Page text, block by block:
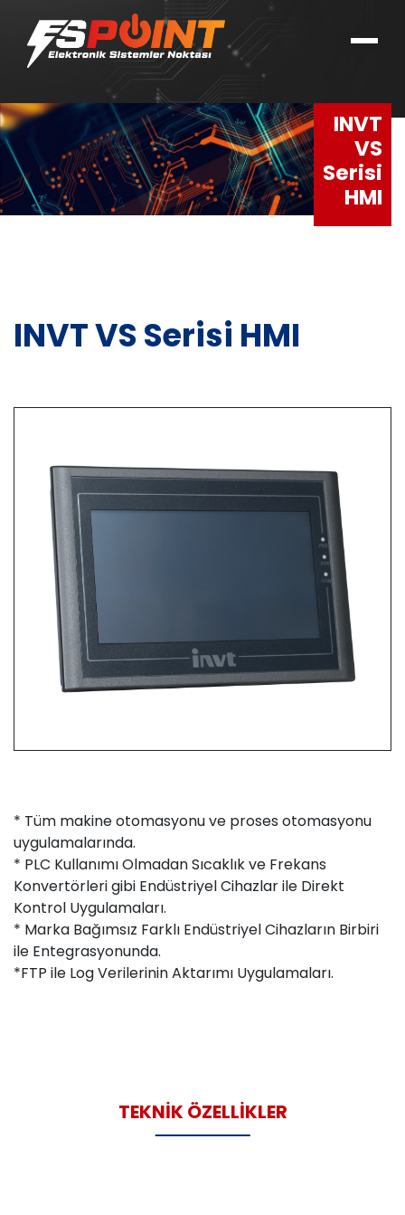
INVT
VS
Serisi
HMI
INVT VS Serisi HMI
* Tüm makine otomasyonu ve proses otomasyonu
uygulamalarında.
* PLC Kullanımı Olmadan Sıcaklık ve Frekans
Konvertörleri gibi Endüstriyel Cihazlar ile Direkt
Kontrol Uygulamaları.
* Marka Bağımsız Farklı Endüstriyel Cihazların Birbiri
ile Entegrasyonunda.
*FTP ile Log Verilerinin Aktarımı Uygulamaları.
TEKNİK ÖZELLİKLER